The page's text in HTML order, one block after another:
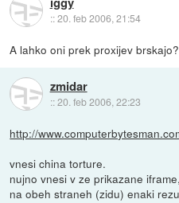
::20. feb 2006, 21:54
A lahko oni prek proxijev brskajo?
zmidar
::20. feb 2006, 22:23
http://
vnesi china torture.
nujno vnesi v ze prikazane
na obeh straneh (zidu) enaki